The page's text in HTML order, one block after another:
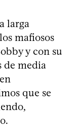
larga
mafiosos
y con su
de media
que se